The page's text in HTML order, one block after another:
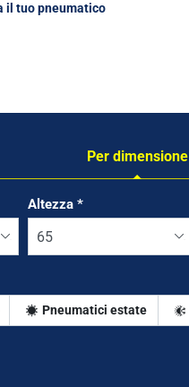
il tuo pneumatico
Per dimensione
Altezza*
Pneumatici estate